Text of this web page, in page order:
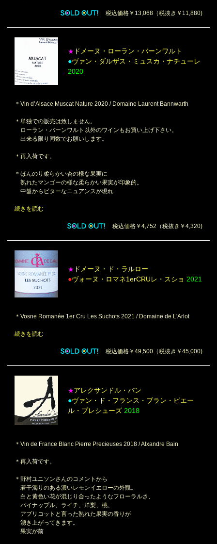
税込価格￥13,068（税抜き￥11,880)
★ ドメーヌ・ローラン・バーンワルト
●ヴァン・ダルザス・ミュスカ・ナチューレ
2020
＊Vin d’Alsace Muscat Nature 2020 / Domaine Laurent Bannwarth
＊単独での販売は致しません。
ローラン・バーンワルト以外のワインもお買い上げ下さい。
出来る限り同数でお願いします。
＊再入荷です。
＊ほんのり柔らかい杏の様な果実に
熟れたマンゴーの様な柔らかい果実が印象的。
中盤からビターなニュアンスが現れ
続きを読む
税込価格￥4,752（税抜き￥4,320)
★ ドメーヌ・ド・ラルロー
●ヴォーヌ・ロマネ1erCRUレ・スショ 2021
＊Vosne Romanée 1er Cru Les Suchots 2021 / Domaine de L'Arlot
続きを読む
税込価格￥49,500（税抜き￥45,000)
★アレクサンドル・バン
●ヴァン・ド・フランス・ブラン・ピエー
ル・プレシューズ 2018
＊Vin de France Blanc Pierre Precieuses 2018 / Alxandre Bain
＊再入荷です。
＊野村ユニソンさんのコメントから
若干濁りのある濃いレモンイエローの外観。
白と黄色い花が混じり合ったようなフローラルさ、
パイナップル、ライチ、洋梨、桃、
アプリコットと言った熟れた果実の香りが
湧き上がってきます。
果実が前